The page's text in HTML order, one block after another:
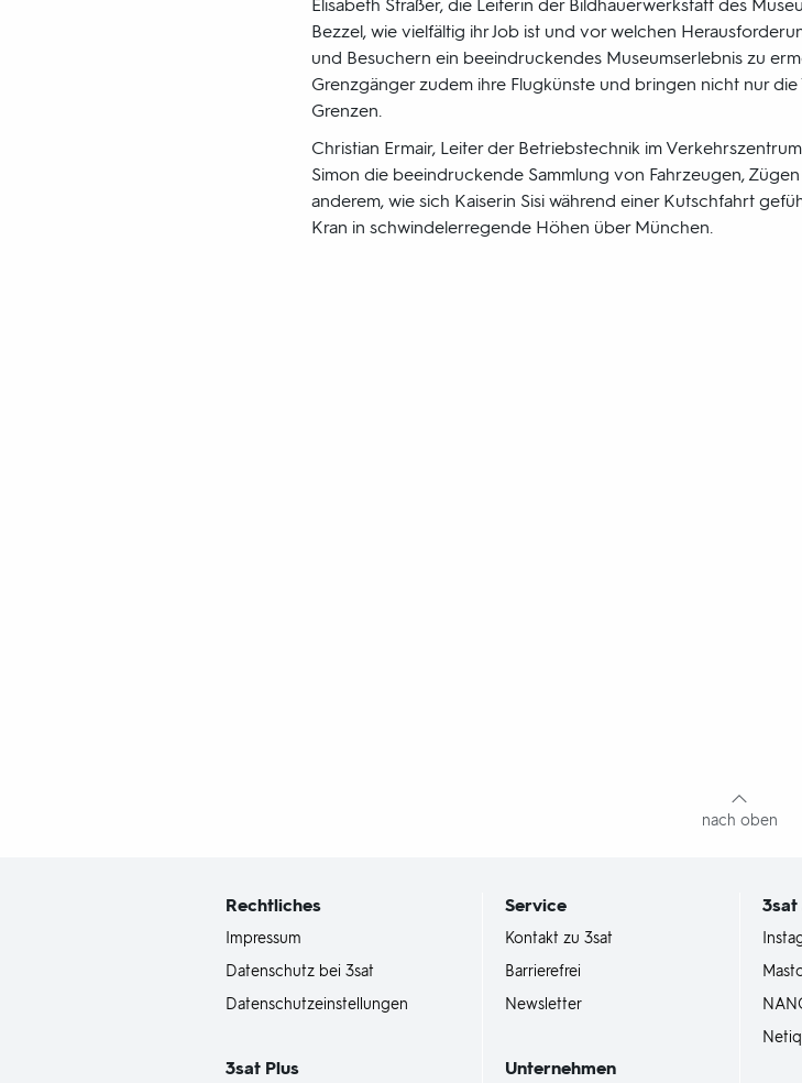
Elisabeth Straßer, die Leiterin der Bildhauerwerkstatt des
Bezzel, wie vielfältig ihr Job ist und vor welchen
und Besuchern ein beeindruckendes Museumserlebnis zu
Grenzgänger zudem ihre Flugkünste und bringen nicht nur
Grenzen.
Christian Ermair, Leiter der Betriebstechnik im
Simon die beeindruckende Sammlung von Fahrzeugen,
anderem, wie sich Kaiserin Sisi während einer Kutschfahrt
Kran in schwindelerregende Höhen über München.
nach oben
Rechtliches
Impressum
Datenschutz bei 3sat
Datenschutzeinstellungen
3satPlus
Service
Kontakt zu 3sat
Barrierefrei
Newsletter
Unternehmen
3sat